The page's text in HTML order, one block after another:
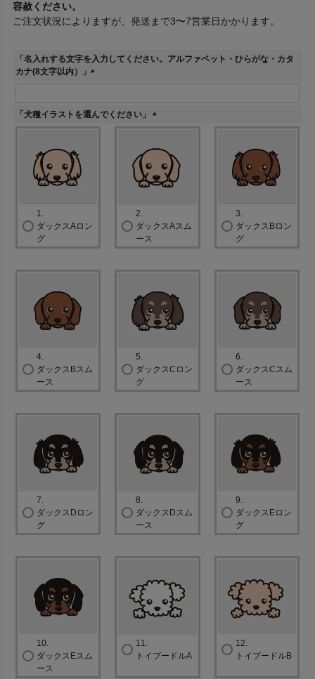
容赦ください。
ご注文状況によりますが、発送まで3〜7営業日かかります。
「名入れする文字を入力してください。アルファベット・ひらがな・カタ
カナ(8文字以内）」
(
必
須
)
「犬種イラストを選んでください」
(
1.
ダックスAロン
グ
2.
ダックスAスム
ース
3.
ダックスBロン
グ
4.
ダックスBスム
ース
5.
ダックスCロン
グ
6.
ダックスCスム
ース
7.
ダックスDロン
グ
8.
ダックスDスム
ース
9.
ダックスEロン
グ
10.
ダックスEスム
ース
11.
トイプードルA
12.
トイプードルB